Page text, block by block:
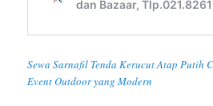
Sewa Sarnafil Tenda Kerucut Atap Putih
Event Outdoor yang Modern